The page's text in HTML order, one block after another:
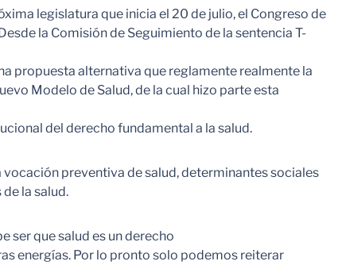
legislatura que inicia el 20 de julio, el Congreso de
la Comisión de Seguimiento de la sentencia T-
propuesta alternativa que reglamente realmente la
Modelo de Salud, de la cual hizo parte esta
del derecho fundamental a la salud.
preventiva de salud, determinantes sociales
la salud.
ser que salud es un derecho
energías. Por lo pronto solo podemos reiterar